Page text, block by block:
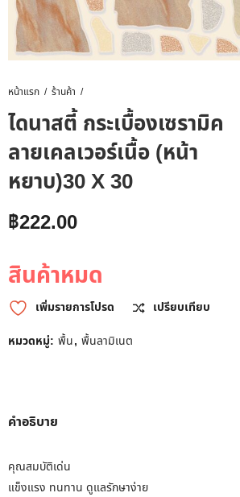
หน้าแรก ร้านค้า
ไดนาสตี้ กระเบื้องเซรามิค
ลายเคลเวอร์เนื้อ (หน้า
หยาบ)30 X 30
฿222.00
สินค้าหมด
เพิ่มรายการโปรด
เปรียบเทียบ
หมวดหมู่: พื้น, พื้นลามิเนต
คำอธิบาย
คุณสมบัติเด่น
แข็งแรง ทนทาน ดูแลรักษาง่าย